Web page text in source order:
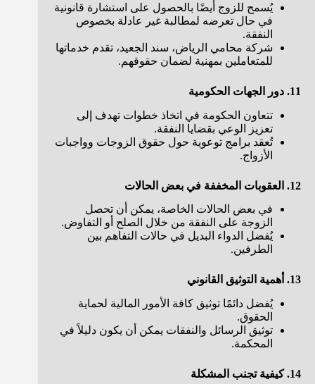
يُسمح للزوج أيضًا بالحصول على استشارة قانونية
في حال تعرضه لمطالبة غير عادلة بخصوص
النفقة.
شركة محامي الرياض، سند الجعيد، تقدم خدماتها
للمتعاملين بمهنية لضمان حقوقهم.
11. دور الجهات الحكومية
تتعاون الحكومة في اتخاذ خطوات تهدف إلى
تعزيز الوعي بقضايا النفقة.
تُعقد برامج توعوية حول حقوق الزوجات وواجبات
الأزواج.
12. العقوبات المخففة في بعض الحالات
في بعض الحالات الخاصة، يمكن أن تحصل
الزوجة على النفقة من خلال الصلح أو التفاوض.
يُفضل الدواء البديل في حالات التفاهم بين
الطرفين.
13. أهمية التوثيق القانوني
يُفضل دائمًا توثيق كافة الأمور المالية لحماية
الحقوق.
توثيق الرسائل والنفقات يمكن أن يكون دليلاً في
المحكمة.
14. كيفية تجنب المشكلة